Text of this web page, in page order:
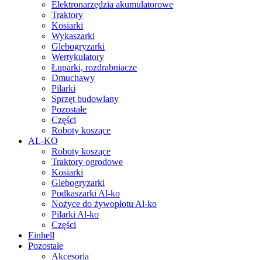
Elektronarzędzia akumulatorowe
Traktory
Kosiarki
Wykaszarki
Glebogryzarki
Wertykulatory
Łuparki, rozdrabniacze
Dmuchawy
Pilarki
Sprzęt budowlany
Pozostałe
Części
Roboty koszące
AL-KO
Roboty koszące
Traktory ogrodowe
Kosiarki
Glebogryzarki
Podkaszarki Al-ko
Nożyce do żywopłotu Al-ko
Pilarki Al-ko
Części
Einhell
Pozostałe
Akcesoria